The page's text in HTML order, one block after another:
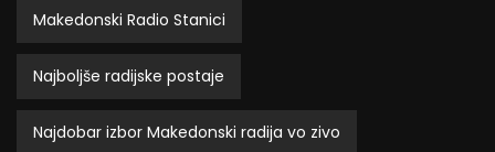
Makedonski Radio Stanici
Najboljše radijske postaje
Najdobar izbor Makedonski radija vo zivo